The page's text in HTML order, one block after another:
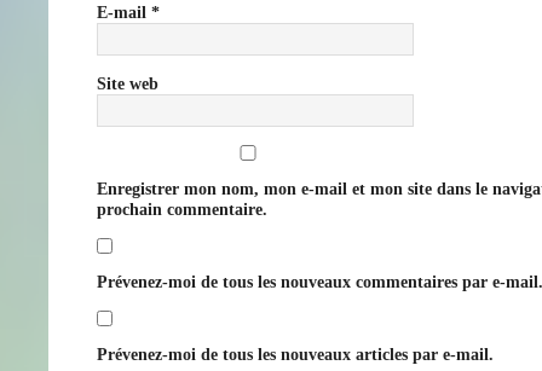
E-mail *
Site web
Enregistrer mon nom, mon e-mail et mon site dans le
prochain commentaire.
Prévenez-moi de tous les nouveaux commentaires par e-mail.
Prévenez-moi de tous les nouveaux articles par e-mail.